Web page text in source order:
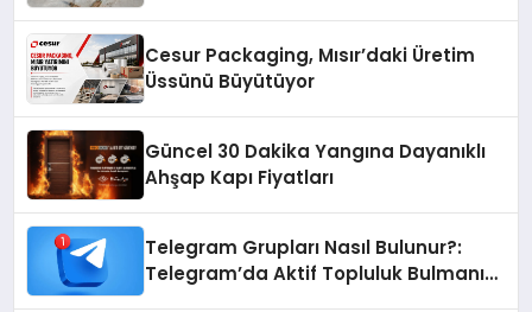
Cesur Packaging, Mısır’daki Üretim
Üssünü Büyütüyor
Güncel 30 Dakika Yangına Dayanıklı
Ahşap Kapı Fiyatları
Telegram Grupları Nasıl Bulunur?:
Telegram’da Aktif Topluluk Bulmanın